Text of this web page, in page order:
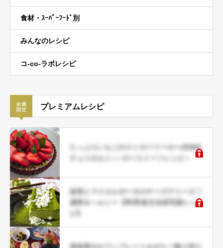
食材・ｽｰﾊﾟｰﾌｰﾄﾞ別
みんなのレシピ
コ-co-ラボレシピ
プレミアムレシピ
たっぷりいちごのストロベリーロー(RAW)
抹茶とマスカルポーネのチーズテリーヌ♡
濃厚＆ヘルシー【料理/食文化研究家レシ
簡単華やかワンプレートおせち＊飾り切り